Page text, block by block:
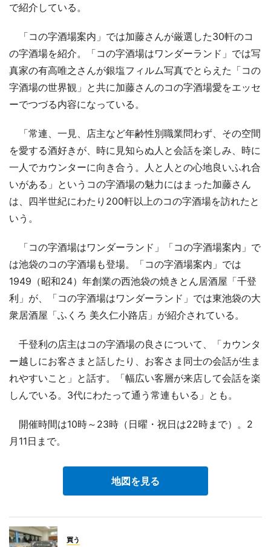
で紹介している。
「コの字酒場案内」では加藤さんが厳選した30軒のコ
の字酒場を紹介。「コの字酒場はワンダーランド」では写
真家の有高唯之さんが銀塩フィルム写真でとらえた「コの
字酒場の世界観」と共に加藤さんのコの字酒場愛をエッセ
ーでつづる内容になっている。
「常連、一見、店主など年齢性別職業問わず、その空間
を愛する酒好きが、時に見知らぬ人と会話を楽しみ、時に
一人でカウンターに向き合う。人と人との心地良いふれ合
いがある」というコの字酒場の魅力にはまった加藤さん
は、四半世紀にわたり200軒以上のコの字酒場を訪れたと
いう。
「コの字酒場はワンダーランド」「コの字酒場案内」で
は池袋のコの字酒場も登場。「コの字酒場案内」では
1949（昭和24）年創業の西池袋の焼きとん居酒屋「千登
利」が、「コの字酒場はワンダーランド」では東池袋の大
衆居酒屋「ふくろ 美久仁小路店」が紹介されている。
千登利の店主はコの字酒場の良さについて、「カウンタ
ー越しにお客さまと話したり、お客さま同士の会話が生ま
れやすいこと」と話す。「幅広い客層が来店して会話を楽
しんでいる。3代にわたって通う常連もいる」とも。
開催時間は10時～23時（日曜・祝日は22時まで）。2
月11日まで。
地図を見る
買う